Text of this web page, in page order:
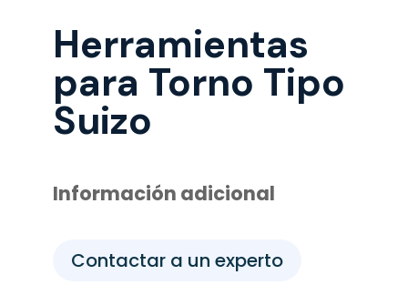
Herramientas
para Torno Tipo
Suizo
Información adicional
Contactar a un experto